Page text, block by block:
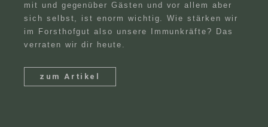
mit und gegenüber Gästen und vor allem aber
sich selbst, ist enorm wichtig. Wie stärken wir
im Forsthofgut also unsere Immunkräfte? Das
verraten wir dir heute.
zum Artikel